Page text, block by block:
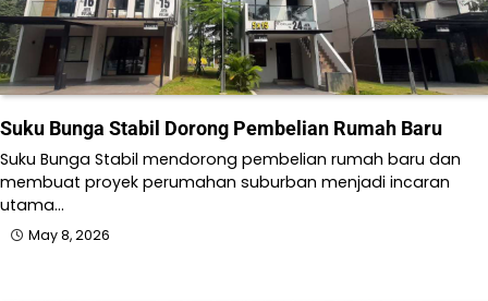
Suku Bunga Stabil Dorong Pembelian Rumah Baru
Suku Bunga Stabil mendorong pembelian rumah baru dan
membuat proyek perumahan suburban menjadi incaran
utama…
May 8, 2026